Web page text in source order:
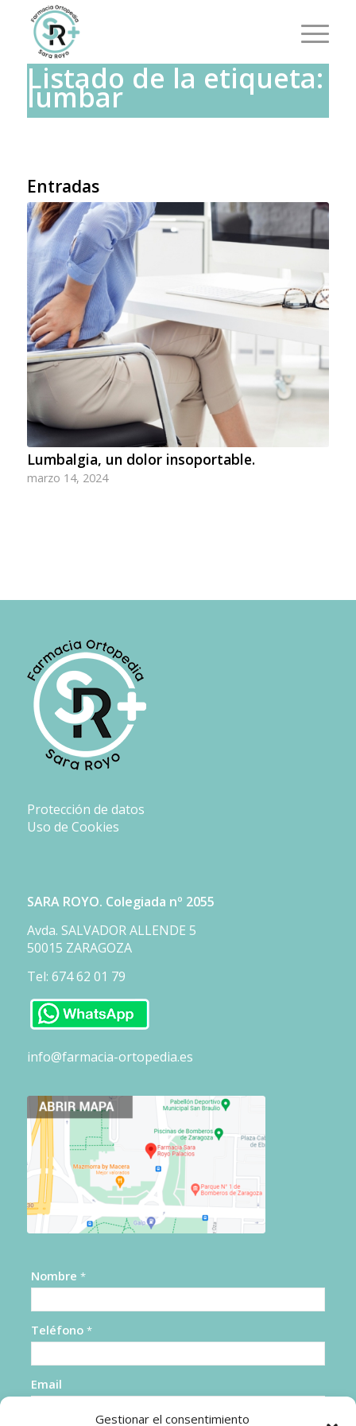
Gestionar el consentimiento
Listado de la etiqueta:
lumbar
Entradas
Lumbalgia, un dolor insoportable.
marzo 14, 2024
Protección de datos
Uso de Cookies
SARA ROYO. Colegiada nº 2055
Avda. SALVADOR ALLENDE 5
50015 ZARAGOZA
Tel: 674 62 01 79
info@farmacia-ortopedia.es
Nombre *
Teléfono *
Email